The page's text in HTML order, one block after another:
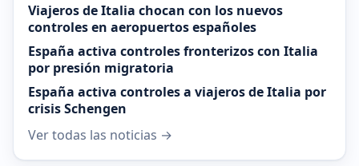
Viajeros de Italia chocan con los nuevos
controles en aeropuertos españoles
España activa controles fronterizos con Italia
por presión migratoria
España activa controles a viajeros de Italia por
crisis Schengen
Ver todas las noticias →